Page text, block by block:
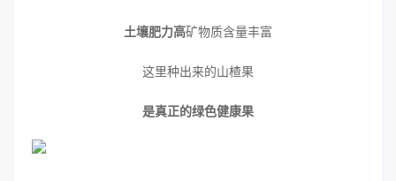
土壤肥力高矿物质含量丰富
这里种出来的山楂果
是真正的绿色健康果